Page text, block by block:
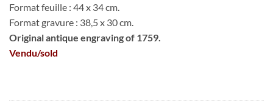
Format feuille : 44 x 34 cm.
Format gravure : 38,5 x 30 cm.
Original antique engraving of 1759.
Vendu/sold